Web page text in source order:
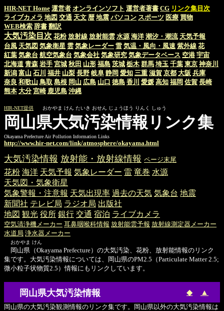
HIR-NET Home 運営者 オンラインソフト 運営者著書 CG リンク集目次
ライブカメラ 地図 交通 天文 暦 地震 パソコン スポーツ 医療 買物
WEB検索 辞書 翻訳
大気汚染目次 花粉 放射線 放射能雲 水源 海洋 潮汐・潮流 天気予報
台風 天気図 気象衛星 雲 気象レーダー 雷 気温・風向・風速 紫外線 花
紅葉 気象台 航空気象台 気象会社 気象研究 気象データベース 空港 宇宙
北海道 青森 岩手 宮城 秋田 山形 福島 茨城 栃木 群馬 埼玉 千葉 東京 神奈川
新潟 富山 石川 福井 山梨 長野 岐阜 静岡 愛知 三重 滋賀 京都 大阪 兵庫
奈良 和歌山 鳥取 島根 岡山 広島 山口 徳島 香川 愛媛 高知 福岡 佐賀 長崎
熊本 大分 宮崎 鹿児島 沖縄
HIR-NET提供 おかやま けん たいき おせん じょうほう りんく しゅう
岡山県大気汚染情報リンク集
Okayama Prefecture Air Pollution Information Links
http://www.hir-net.com/link/atmosphere/okayama.html
大気汚染情報 放射能・放射線情報 ページ末尾
花粉 海洋 天気予報 気象レーダー 雷 竜巻 水源
天気図・気象衛星
気象警報・注意報 天気出現率 過去の天気 気象台 地震
新聞社 テレビ局 ラジオ局 出版社
地図 観光 役所 銀行 交通 宿泊 ライブカメラ
空気清浄機メーカー 耳鼻咽喉科情報 放射能雲予報 放射線測定器メーカー
水道局 浄水器メーカー
おかやま けん
岡山県（Okayama Prefecture）の大気汚染、花粉、放射能情報のリンク
集です。大気汚染情報については、岡山県のPM2.5（Particulate Matter 2.5;
微小粒子状物質2.5）情報にもリンクしています。
岡山県大気汚染情報 ◆ ▲
岡山県の大気汚染観測情報のリンク集です。岡山県以外の大気汚染情報は